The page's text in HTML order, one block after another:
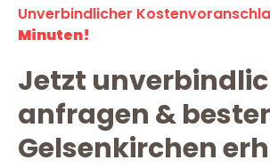
Unverbindlicher
Minuten!
Jetzt
anfragen &
Gelsenkirchen